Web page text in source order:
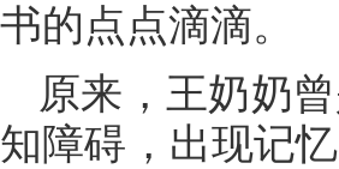
书的点点滴滴。
原来，王奶奶
知障碍，出现记